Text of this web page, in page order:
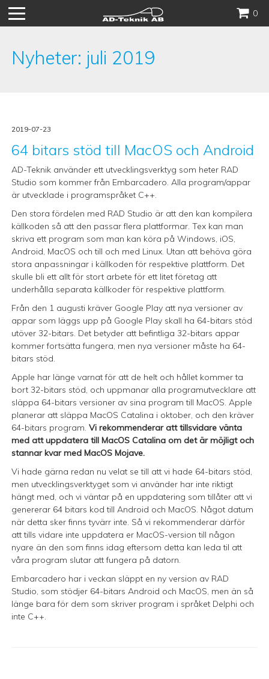
0
Hoppa
Nyheter: juli 2019
2019-07-23
64 bitars stöd till MacOS och Android
AD-Teknik använder ett utvecklingsverktyg som heter RAD
Studio som kommer från Embarcadero. Alla program/appar
är utvecklade i programspråket C++.
Den stora fördelen med RAD Studio är att den kan kompilera
källkoden så att den passar flera plattformar. Tex kan man
skriva ett program som man kan köra på Windows, iOS,
Android, MacOS och till och med Linux. Utan att behöva göra
stora anpassningar i källkoden för respektive plattform. Det
skulle bli ett allt för stort arbete för ett litet företag att
underhålla separata källkoder för respektive plattform.
Från den 1 augusti kräver Google Play att nya versioner av
appar som läggs upp på Google Play skall ha 64-bitars stöd
utöver 32-bitars. Det betyder att befintliga 32-bitars appar
kommer fortsätta fungera, men nya versioner måste ha 64-
bitars stöd.
Apple har länge varnat för att de helt och hållet kommer ta
bort 32-bitars stöd, och uppmanar alla programutvecklare att
släppa 64-bitars versioner av sina program till MacOS. Apple
planerar att släppa MacOS Catalina i oktober, och den kräver
64-bitars program.Vi rekommenderar att tillsvidare vänta
med att uppdatera till MacOS Catalina om det är möjligt och
stannar kvar med MacOS Mojave.
Vi hade gärna redan nu velat se till att vi hade 64-bitars stöd,
men utvecklingsverktyget som vi använder har inte riktigt
hängt med, och vi väntar på en uppdatering som tillåter att vi
genererar 64 bitars kod till Android och MacOS. Något datum
när detta sker finns tyvärr inte. Så vi rekommenderar därför
att tills vidare inte uppdatera er MacOS-version till någon
nyare än den som finns idag eftersom detta kan leda til att
våra program slutar att fungera på datorn.
Embarcadero har i veckan släppt en ny version av RAD
Studio, som stödjer 64-bitars Android och MacOS, men än så
länge bara för dem som skriver program i språket Delphi och
inte C++.